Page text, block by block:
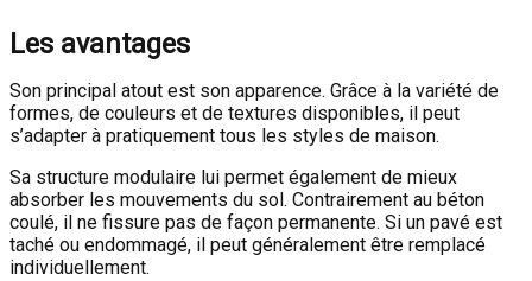
Les avantages
Son principal atout est son apparence. Grâce à la variété de
formes, de couleurs et de textures disponibles, il peut
s’adapter à pratiquement tous les styles de maison.
Sa structure modulaire lui permet également de mieux
absorber les mouvements du sol. Contrairement au béton
coulé, il ne fissure pas de façon permanente. Si un pavé est
taché ou endommagé, il peut généralement être remplacé
individuellement.